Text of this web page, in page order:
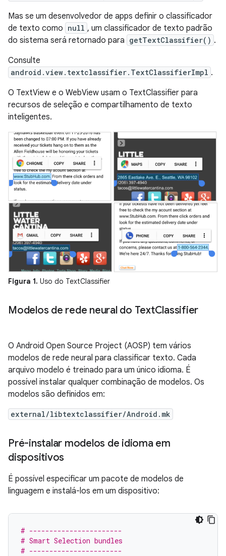
Mas se um desenvolvedor de apps definir o classificador
de texto como null , um classificador de texto padrão
do sistema será retornado para getTextClassifier() .
Consulte
android.view.textclassifier.TextClassifierImpl .
O TextView e o WebView usam o TextClassifier para
recursos de seleção e compartilhamento de texto
inteligentes.
Figura 1. Uso do TextClassifier
Modelos de rede neural do TextClassifier
O Android Open Source Project (AOSP) tem vários
modelos de rede neural para classificar texto. Cada
arquivo modelo é treinado para um único idioma. É
possível instalar qualquer combinação de modelos. Os
modelos são definidos em:
external/libtextclassifier/Android.mk
Pré-instalar modelos de idioma em
dispositivos
É possível especificar um pacote de modelos de
linguagem e instalá-los em um dispositivo:
# -----------------------
# Smart Selection bundles
# -----------------------